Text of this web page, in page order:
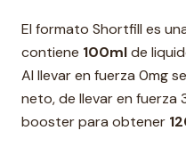
El formato Shortfill es
contiene 100mlde
Al llevar en fuerza 0mg
neto, de llevar en fuerza
booster para obtener